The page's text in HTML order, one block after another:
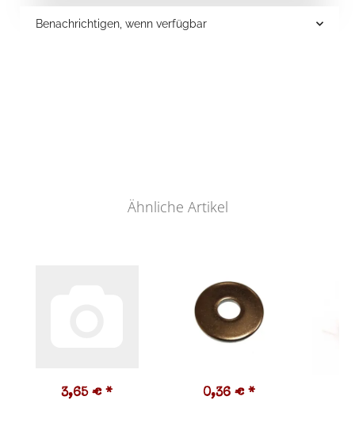
Benachrichtigen, wenn verfügbar
Ähnliche Artikel
3,65 € * 0,36 € *